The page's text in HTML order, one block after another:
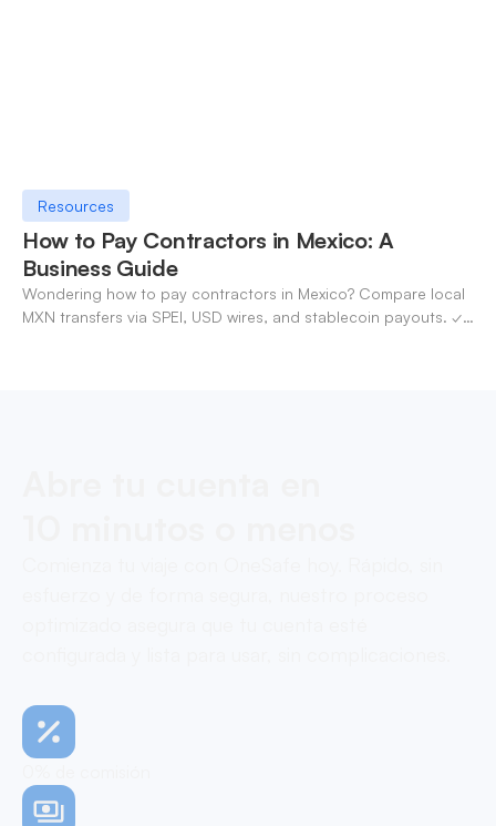
Resources
How to Pay Contractors in Mexico: A
Business Guide
Wondering how to pay contractors in Mexico? Compare local
MXN transfers via SPEI, USD wires, and stablecoin payouts. ✓